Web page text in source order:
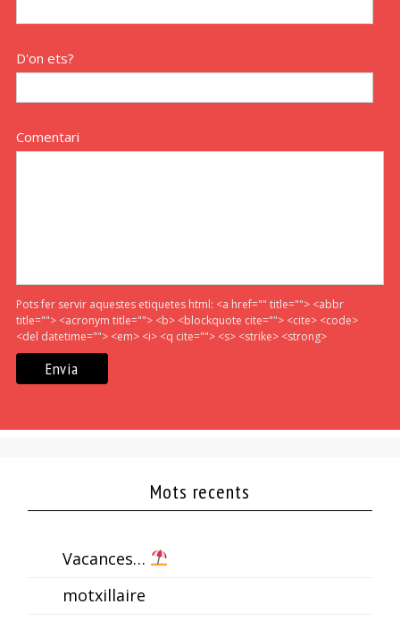
D'on ets?
Comentari
Pots fer servir aquestes etiquetes html: <a href="" title=""> <abbr
title=""> <acronym title=""> <b> <blockquote cite=""> <cite> <code>
<del datetime=""> <em> <i> <q cite=""> <s> <strike> <strong>
Mots recents
Vacances…
motxillaire